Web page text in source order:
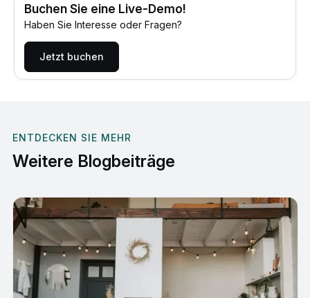
Buchen Sie eine Live-Demo!
Haben Sie Interesse oder Fragen?
Jetzt buchen
ENTDECKEN SIE MEHR
Weitere Blogbeiträge